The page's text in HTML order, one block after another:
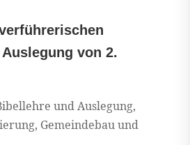
von 2.
und Auslegung,
, Gemeindebau und